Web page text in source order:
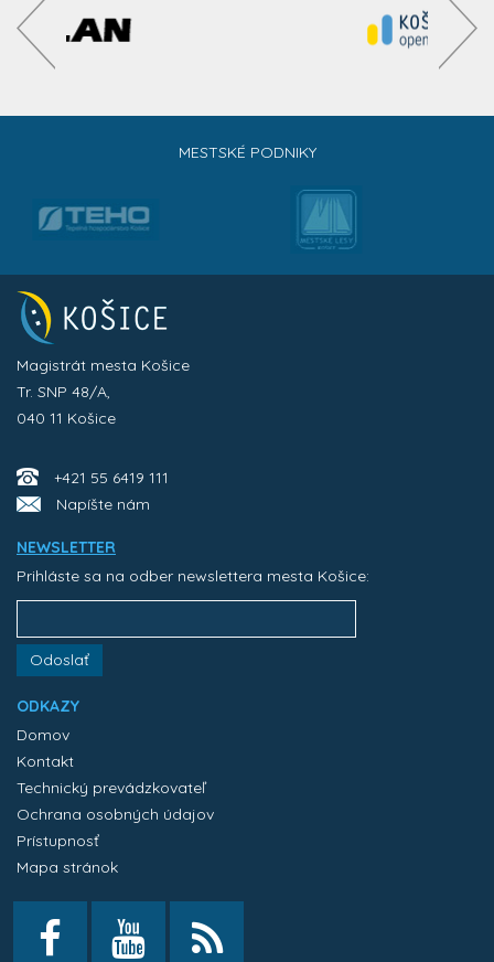
MESTSKÉ PODNIKY
Magistrát mesta Košice
Tr. SNP 48/A,
040 11 Košice
+421 55 6419 111
Napíšte nám
NEWSLETTER
Prihláste sa na odber newslettera mesta Košice:
Odoslať
ODKAZY
Domov
Kontakt
Technický prevádzkovateľ
Ochrana osobných údajov
Prístupnosť
Mapa stránok